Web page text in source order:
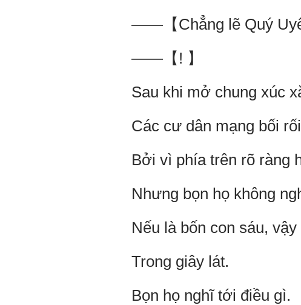
——【Chẳng lẽ Quý
——【! 】
Sau khi mở chung xúc
Các cư dân mạng bối
Bởi vì phía trên rõ ràng
Nhưng bọn họ không
Nếu là bốn con sáu,
Trong giây lát.
Bọn họ nghĩ tới điều gì.